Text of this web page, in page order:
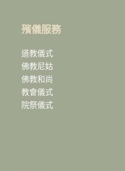
殯儀服務
道教儀式
佛教尼姑
佛教和尚
教會儀式
院祭儀式